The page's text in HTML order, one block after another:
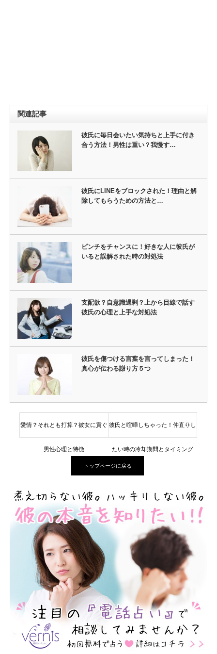
関連記事
彼氏に毎日会いたい気持ちと上手に付き
合う方法！男性は重い？我慢す…
彼氏にLINEをブロックされた！理由と解
除してもらうための方法と…
ピンチをチャンスに！好きな人に彼氏が
いると誤解された時の対処法
支配欲？自意識過剰？上から目線で話す
彼氏の心理と上手な対処法
彼氏を傷つける言葉を言ってしまった！
真心が伝わる謝り方５つ
愛情？それとも打算？彼女に貢ぐ
男性心理と特徴
彼氏と喧嘩しちゃった！仲直りし
たい時の冷却期間とタイミング
トップページに戻る